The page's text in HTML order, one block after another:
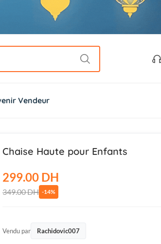
Vendeur
Chaise Haute pour Enfants
299.00 DH
349.00 DH -14%
Vendu par Rachidovic007